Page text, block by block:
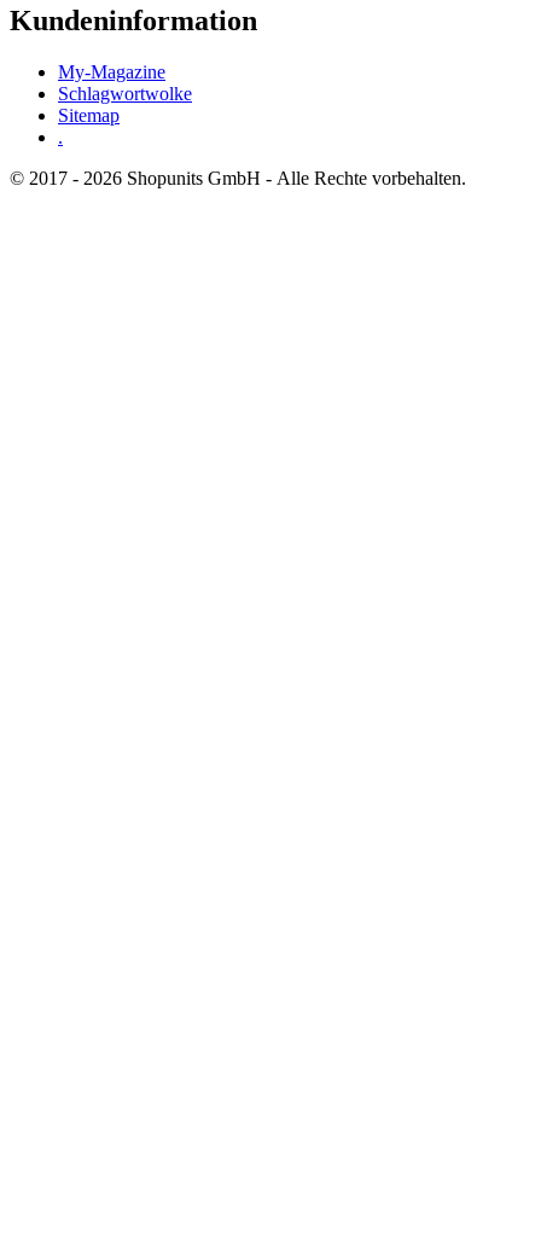
Kundeninformation
My-Magazine
Schlagwortwolke
Sitemap
.
© 2017 - 2026 Shopunits GmbH - Alle Rechte vorbehalten.